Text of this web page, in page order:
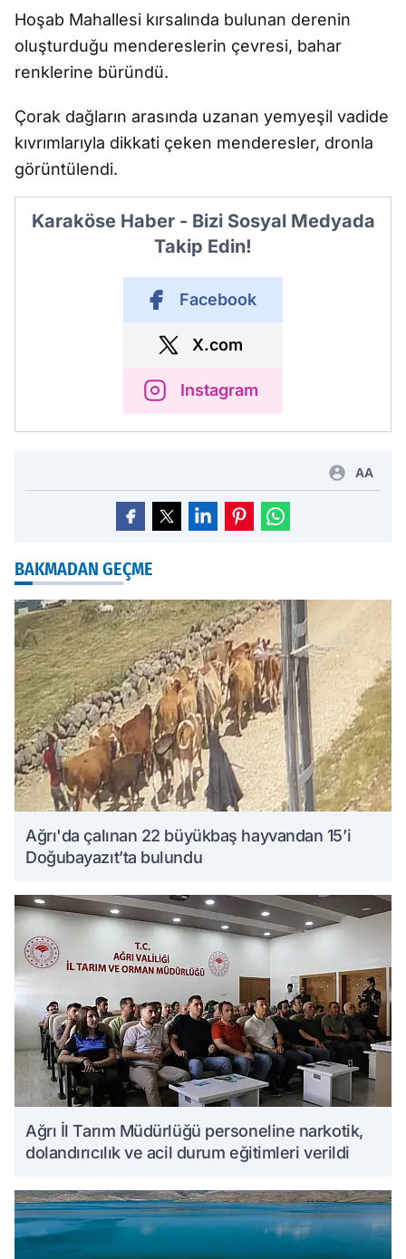
Hoşab Mahallesi kırsalında bulunan derenin
oluşturduğu mendereslerin çevresi, bahar
renklerine büründü.
Çorak dağların arasında uzanan yemyeşil vadide
kıvrımlarıyla dikkati çeken menderesler, dronla
görüntülendi.
Karaköse Haber - Bizi Sosyal Medyada
Takip Edin!
Facebook
X.com
Instagram
AA
BAKMADAN GEÇME
Ağrı'da çalınan 22 büyükbaş hayvandan 15’i
Doğubayazıt’ta bulundu
Ağrı İl Tarım Müdürlüğü personeline narkotik,
dolandırıcılık ve acil durum eğitimleri verildi